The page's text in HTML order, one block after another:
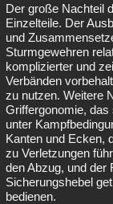
Der große Nachteil
Einzelteile. Der
und
Sturmgewehren
komplizierter und
Verbänden
zu nutzen. Weitere
Griffergonomie,
unter
Kanten und Ecken,
zu Verletzungen
den Abzug, und der
Sicherungshebel
bedienen.